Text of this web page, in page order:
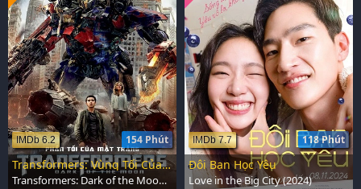
154 Phút
IMDb 6.2
Transformers: Vùng Tối Của Mặt Trăng
Transformers: Dark of the Moon (2011)
118 Phút
IMDb 7.7
Đôi Bạn Học Yêu
Love in the Big City (2024)